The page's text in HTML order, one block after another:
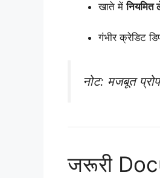
खाते में
गंभीर क्रेडिट
नोट: मजबूत
जरूरी